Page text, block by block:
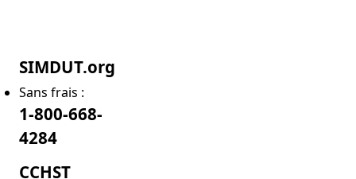
SIMDUT.org
Sans frais :
1-800-668-
4284
CCHST